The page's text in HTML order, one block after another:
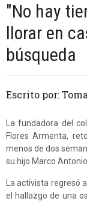
"No hay
llorar en
búsqueda
Escrito por:
La fundadora del
Flores Armenta,
menos de dos
su hijo Marco
La activista regresó
el hallazgo de una